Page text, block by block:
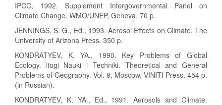
IPCC, 1992. Supplement Intergovernmental Panel on
Climate Change. WMO/UNEP, Geneva. 70 p.
JENNINGS, S. G., Ed., 1993. Aerosol Effects on Climate. The
University of Arizona Press. 350 p.
KONDRATYEV, K. YA., 1990. Key Problems of Global
Ecology. ltogi Nauki i Techniki. Theoretical and General
Problems of Geography. Vol. 9, Moscow, VINITI Press. 454 p.
(in Russian).
KONDRATYEV, K. YA., Ed., 1991. Aerosols and Climate.